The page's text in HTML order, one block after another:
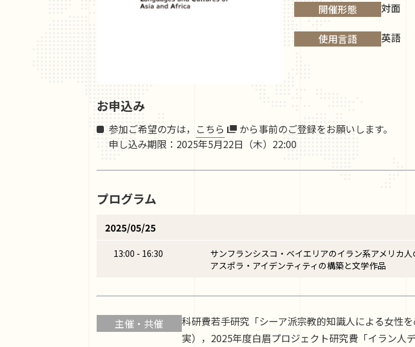
開催形態 対面
使用言語 英語
お申込み
参加ご希望の方は， こちら
から事前のご登録をお願いします。
申し込み期限：2025年5月22日（木）22:00
プログラム
2025/05/25
13:00 - 16:30
サンフランシスコ・ベイエリアのイラン系アメリカ人
アスポラ・アイデンティティの構築と文学作品
主催・共催
科研費若手研究「シーア派宗教的知識人による女性
実），2025年度白眉プロジェクト研究費「イラン人